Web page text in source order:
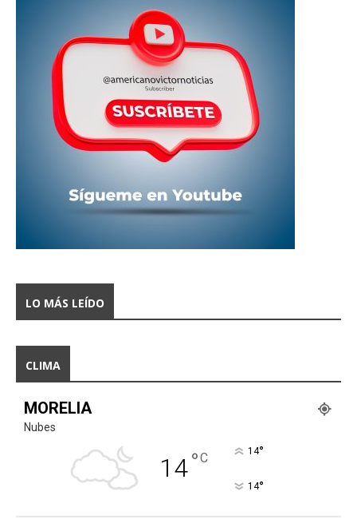
LO MÁS LEÍDO
CLIMA
MORELIA
Nubes
14°C 14°
14°